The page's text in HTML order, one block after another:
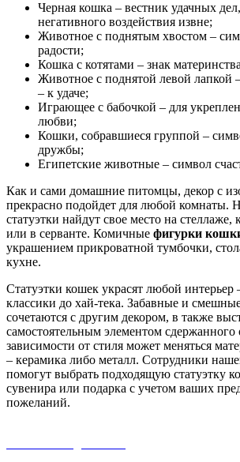
Черная кошка – вестник удачных
негативного воздействия извне;
Животное с поднятым хвостом –
радости;
Кошка с котятами – знак
Животное с поднятой левой лапкой
– к удаче;
Играющее с бабочкой – для
любви;
Кошки, собравшиеся группой –
дружбы;
Египетские животные – символ
Как и сами домашние питомцы, декор с
прекрасно подойдет для любой комнаты.
статуэтки найдут свое место на
или в серванте. Комичные фигурки
украшением прикроватной тумбочки,
кухне.
Статуэтки кошек украсят любой интерьер
классики до хай-тека. Забавные и
сочетаются с другим декором, в также
самостоятельным элементом
зависимости от стиля может меняться
– керамика либо металл. Сотрудники
помогут выбрать подходящую статуэтку
сувенира или подарка с учетом ваших
пожеланий.